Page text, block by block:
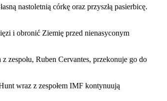
nastoletnią córkę oraz przyszłą pasierbicę.
i obronić Ziemię przed nienasyconym
Ruben Cervantes, przekonuje go do
wraz z zespołem IMF kontynuują